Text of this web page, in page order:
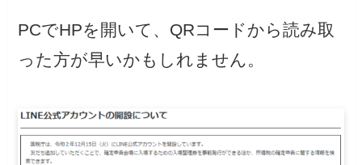
PCでHPを開いて、QRコードから読み取
った方が早いかもしれません。